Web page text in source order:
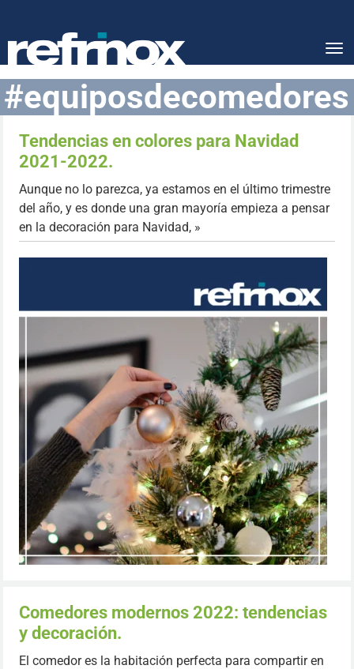
#equiposdecomedores
Tendencias en colores para Navidad
2021-2022.
Aunque no lo parezca, ya estamos en el último trimestre
del año, y es donde una gran mayoría empieza a pensar
en la decoración para Navidad, »
Comedores modernos 2022: tendencias
y decoración.
El comedor es la habitación perfecta para compartir en